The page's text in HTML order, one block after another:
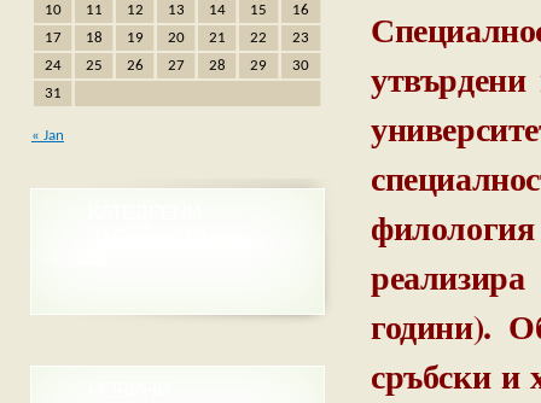
години).
сръбски и
10
11 12 13 14 15
16
17
18 19 20 21 22
23
24
25 26 27 28 29
30
31
« Jan